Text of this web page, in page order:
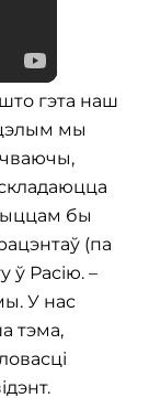
гэта наш
мы
бы
(па
ў Расію. –
У нас
тэма,